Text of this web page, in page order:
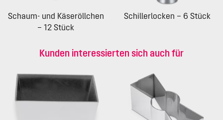
Schaum- und Käseröllchen
– 12 Stück
Schillerlocken – 6 Stück
Kunden interessierten sich auch für